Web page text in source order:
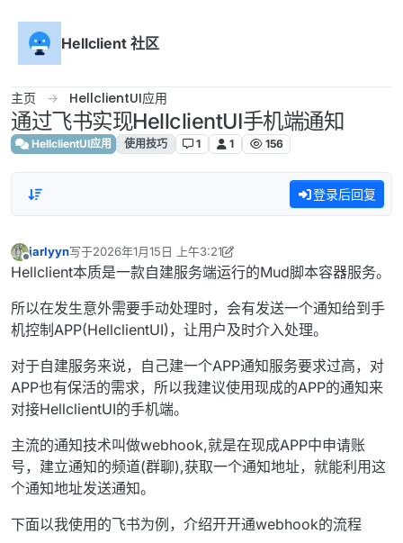
Hellclient 社区
主页 HellclientUI应用
通过飞书实现HellclientUI手机端通知
HellclientUI应用 使用技巧 1 1 156
登录后回复
离线
jarlyyn写于2026年1月15日 上午3:21
最后由 jarlyyn 编辑 2026年1月16日 上午2:55
Hellclient本质是一款自建服务端运行的Mud脚本容器服务。
所以在发生意外需要手动处理时，会有发送一个通知给到手
机控制APP(HellclientUI)，让用户及时介入处理。
对于自建服务来说，自己建一个APP通知服务要求过高，对
APP也有保活的需求，所以我建议使用现成的APP的通知来
对接HellclientUI的手机端。
主流的通知技术叫做webhook,就是在现成APP中申请账
号，建立通知的频道(群聊),获取一个通知地址，就能利用这
个通知地址发送通知。
下面以我使用的飞书为例，介绍开开通webhook的流程